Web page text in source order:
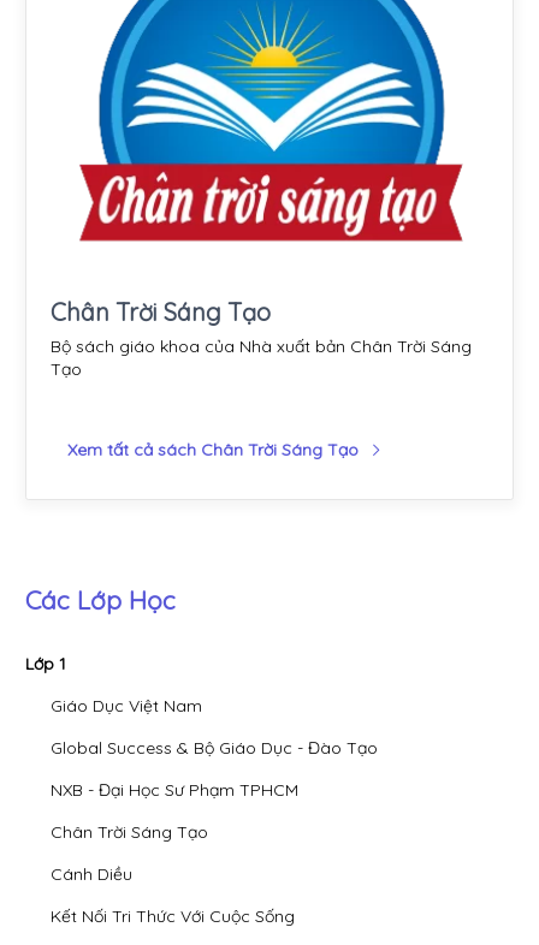
Chân Trời Sáng Tạo
Bộ sách giáo khoa của Nhà xuất bản Chân Trời Sáng
Tạo
Xem tất cả sách Chân Trời Sáng Tạo
Các Lớp Học
Lớp 1
Giáo Dục Việt Nam
Global Success & Bộ Giáo Dục - Đào Tạo
NXB - Đại Học Sư Phạm TPHCM
Chân Trời Sáng Tạo
Cánh Diều
Kết Nối Tri Thức Với Cuộc Sống